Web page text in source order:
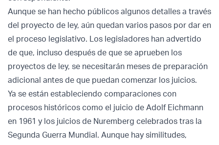
Aunque se han hecho públicos algunos detalles a través
del proyecto de ley, aún quedan varios pasos por dar en
el proceso legislativo. Los legisladores han advertido
de que, incluso después de que se aprueben los
proyectos de ley, se necesitarán meses de preparación
adicional antes de que puedan comenzar los juicios.
Ya se están estableciendo comparaciones con
procesos históricos como el juicio de Adolf Eichmann
en 1961 y los juicios de Nuremberg celebrados tras la
Segunda Guerra Mundial. Aunque hay similitudes,